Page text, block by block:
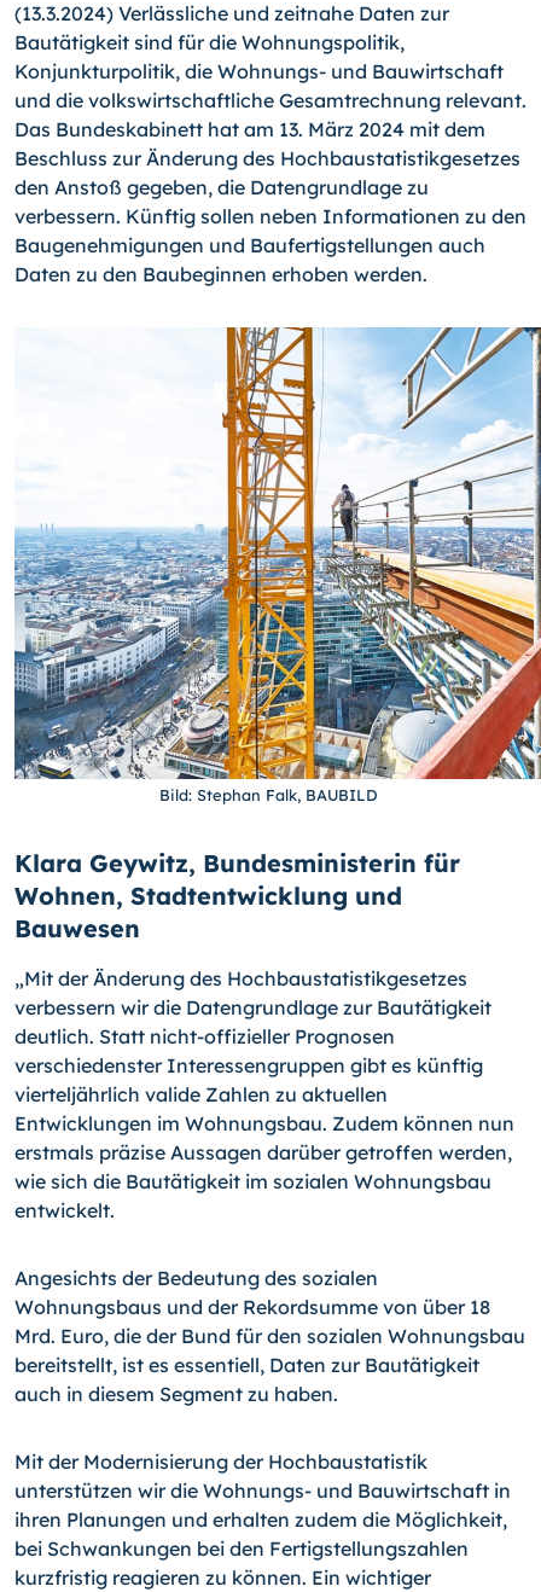
(13.3.2024) Verlässliche und zeitnahe Daten zur
Bautätigkeit sind für die Wohnungspolitik,
Konjunkturpolitik, die Wohnungs- und Bauwirtschaft
und die volkswirtschaftliche Gesamtrechnung relevant.
Das Bundeskabinett hat am 13. März 2024 mit dem
Beschluss zur Änderung des Hochbaustatistikgesetzes
den Anstoß gegeben, die Datengrundlage zu
verbessern. Künftig sollen neben Informationen zu den
Baugenehmigungen und Baufertigstellungen auch
Daten zu den Baubeginnen erhoben werden.
Bild: Stephan Falk, BAUBILD
Klara Geywitz, Bundesministerin für
Wohnen, Stadtentwicklung und
Bauwesen
„Mit der Änderung des Hochbaustatistikgesetzes
verbessern wir die Datengrundlage zur Bautätigkeit
deutlich. Statt nicht-offizieller Prognosen
verschiedenster Interessengruppen gibt es künftig
vierteljährlich valide Zahlen zu aktuellen
Entwicklungen im Wohnungsbau. Zudem können nun
erstmals präzise Aussagen darüber getroffen werden,
wie sich die Bautätigkeit im sozialen Wohnungsbau
entwickelt.
Angesichts der Bedeutung des sozialen
Wohnungsbaus und der Rekordsumme von über 18
Mrd. Euro, die der Bund für den sozialen Wohnungsbau
bereitstellt, ist es essentiell, Daten zur Bautätigkeit
auch in diesem Segment zu haben.
Mit der Modernisierung der Hochbaustatistik
unterstützen wir die Wohnungs- und Bauwirtschaft in
ihren Planungen und erhalten zudem die Möglichkeit,
bei Schwankungen bei den Fertigstellungszahlen
kurzfristig reagieren zu können. Ein wichtiger